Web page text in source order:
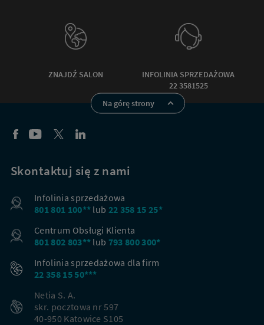
ZNAJDŹ SALON
INFOLINIA SPRZEDAŻOWA
22 3581525
Na górę strony
Skontaktuj się z nami
Infolinia sprzedażowa
801 801 100** lub 22 358 15 25*
Centrum Obsługi Klienta
801 802 803** lub 793 800 300*
Infolinia sprzedażowa dla firm
22 358 15 50***
Netia S. A.
skr. pocztowa nr 597
40-950 Katowice S105
DOPASUJ OFERTY
Obecni klienci
klientów
Przejdź
do
oferty
dla